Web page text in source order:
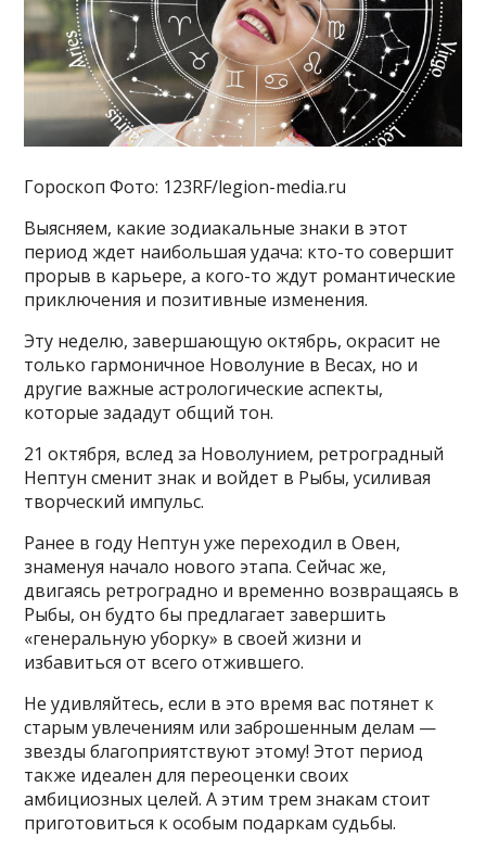
Гороскоп Фото: 123RF/legion-media.ru
Выясняем, какие зодиакальные знаки в этот
период ждет наибольшая удача: кто-то совершит
прорыв в карьере, а кого-то ждут романтические
приключения и позитивные изменения.
Эту неделю, завершающую октябрь, окрасит не
только гармоничное Новолуние в Весах, но и
другие важные астрологические аспекты,
которые зададут общий тон.
21 октября, вслед за Новолунием, ретроградный
Нептун сменит знак и войдет в Рыбы, усиливая
творческий импульс.
Ранее в году Нептун уже переходил в Овен,
знаменуя начало нового этапа. Сейчас же,
двигаясь ретроградно и временно возвращаясь в
Рыбы, он будто бы предлагает завершить
«генеральную уборку» в своей жизни и
избавиться от всего отжившего.
Не удивляйтесь, если в это время вас потянет к
старым увлечениям или заброшенным делам —
звезды благоприятствуют этому! Этот период
также идеален для переоценки своих
амбициозных целей. А этим трем знакам стоит
приготовиться к особым подаркам судьбы.